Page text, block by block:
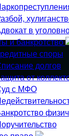
в
и банкротство
споры
долгов
от
с МФО